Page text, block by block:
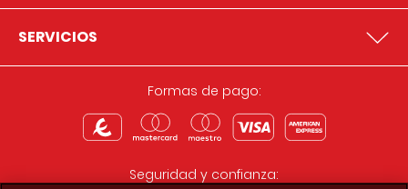
SERVICIOS
Formas de pago:
Seguridad y confianza: